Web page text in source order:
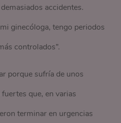
accidentes.
ginecóloga, tengo periodos
controlados”.
porque sufría de unos
que, en varias
terminar en urgencias